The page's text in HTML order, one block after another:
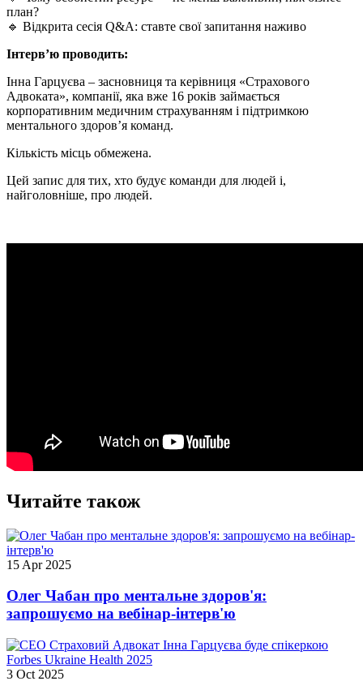
план?
🔹 Відкрита сесія Q&A: ставте свої запитання наживо
Інтерв’ю проводить:
Інна Гарцуєва – засновниця та керівниця «Страхового
Адвоката», компанії, яка вже 16 років займається
корпоративним медичним страхуванням і підтримкою
ментального здоров’я команд.
Кількість місць обмежена.
Цей запис для тих, хто будує команди для людей і,
найголовніше, про людей.
Читайте також
15 Apr 2025
Олег Чабан про ментальне здоров'я:
запрошуємо на вебінар-інтерв'ю
3 Oct 2025